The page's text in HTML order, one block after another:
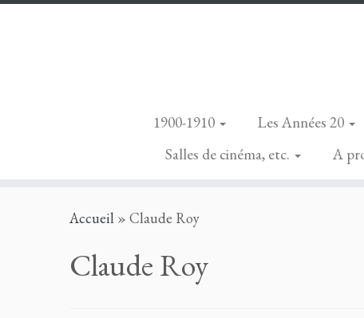
1900-1910 Les Années 20
Salles de cinéma, etc.
A
Accueil » Claude Roy
Claude Roy